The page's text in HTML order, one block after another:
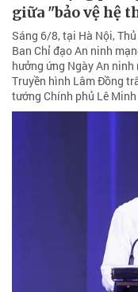
giữa "bảo vệ hệ
Sáng 6/8, tại Hà Nội,
Ban Chỉ đạo An ninh
hưởng ứng Ngày An
Truyền hình Lâm Đồng
tướng Chính phủ Lê